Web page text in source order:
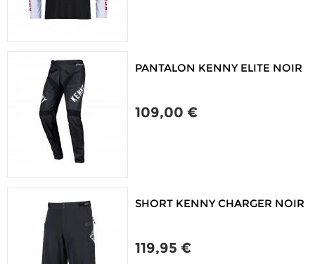
PANTALON KENNY ELITE NOIR
109,00 €
SHORT KENNY CHARGER NOIR
119,95 €